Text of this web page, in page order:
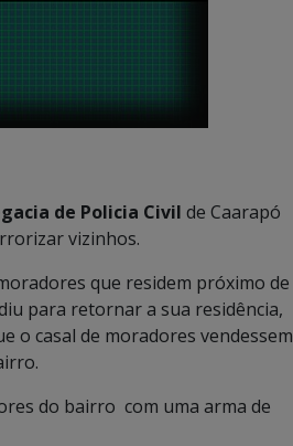
de Policia Civil de Caarapó
vizinhos.
que residem próximo de
para retornar a sua residência,
o casal de moradores vendessem
do bairro com uma arma de